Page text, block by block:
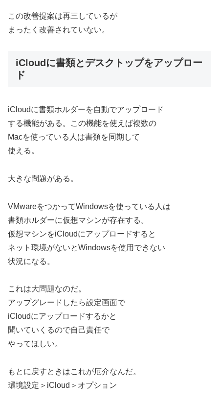
この改善提案は再三しているが
まったく改善されていない。
iCloudに書類とデスクトップをアップロー
ド
iCloudに書類ホルダーを自動でアップロード
する機能がある。この機能を使えば複数の
Macを使っている人は書類を同期して
使える。
大きな問題がある。
VMwareをつかってWindowsを使っている人は
書類ホルダーに仮想マシンが存在する。
仮想マシンをiCloudにアップロードすると
ネット環境がないとWindowsを使用できない
状況になる。
これは大問題なのだ。
アップグレードしたら設定画面で
iCloudにアップロードするかと
聞いていくるので自己責任で
やってほしい。
もとに戻すときはこれが厄介なんだ。
環境設定＞iCloud＞オプション